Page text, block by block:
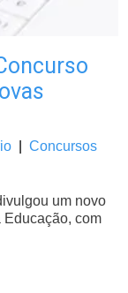
|Concursos
um novo
com